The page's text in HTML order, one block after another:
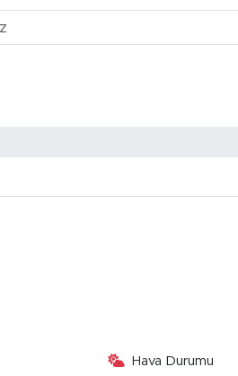
Hava Durumu